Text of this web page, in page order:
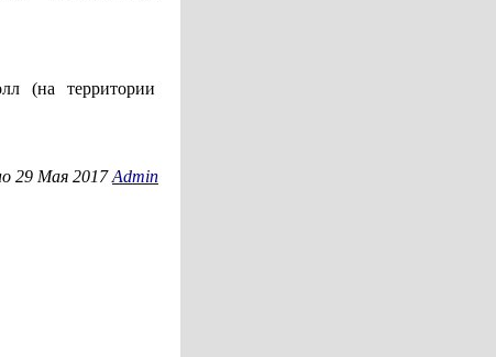
(на территории
29 Мая 2017Admin